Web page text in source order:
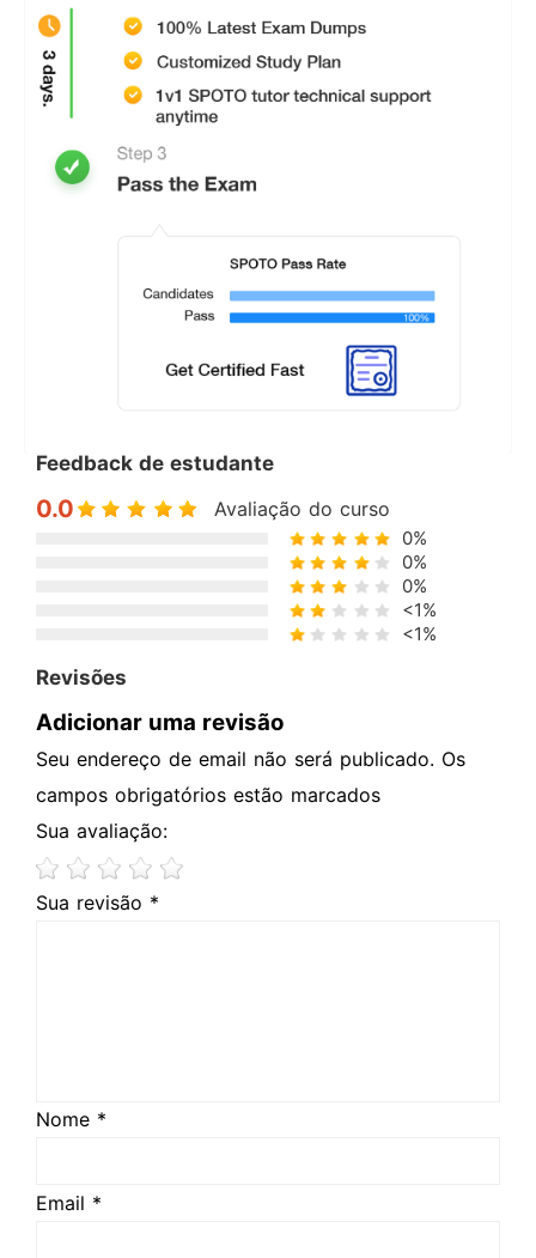
Feedback de estudante
0.0 Avaliação do curso
0%
0%
0%
<1%
<1%
Revisões
Adicionar uma revisão
Seu endereço de email não será publicado. Os
campos obrigatórios estão marcados
Sua avaliação:
Sua revisão *
Nome *
Email *